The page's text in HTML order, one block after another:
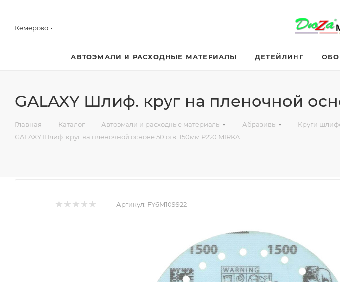
Кемерово
АВТОЭМАЛИ И РАСХОДНЫЕ МАТЕРИАЛЫ ДЕТЕЙЛИНГ
GALAXY Шлиф. круг на пленочной
Главная — Каталог — Автоэмали и расходные материалы — Абразивы — Круги
GALAXY Шлиф. круг на пленочной основе 50 отв. 150мм P220 MIRKA
Артикул: FY6M109922